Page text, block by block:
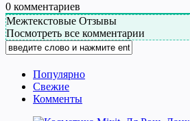
0 комментариев
Межтекстовые Отзывы
Посмотреть все комментарии
Популярно
Свежие
Комменты